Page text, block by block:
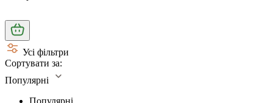
Усі фільтри
Сортувати за:
Популярні
Популярні